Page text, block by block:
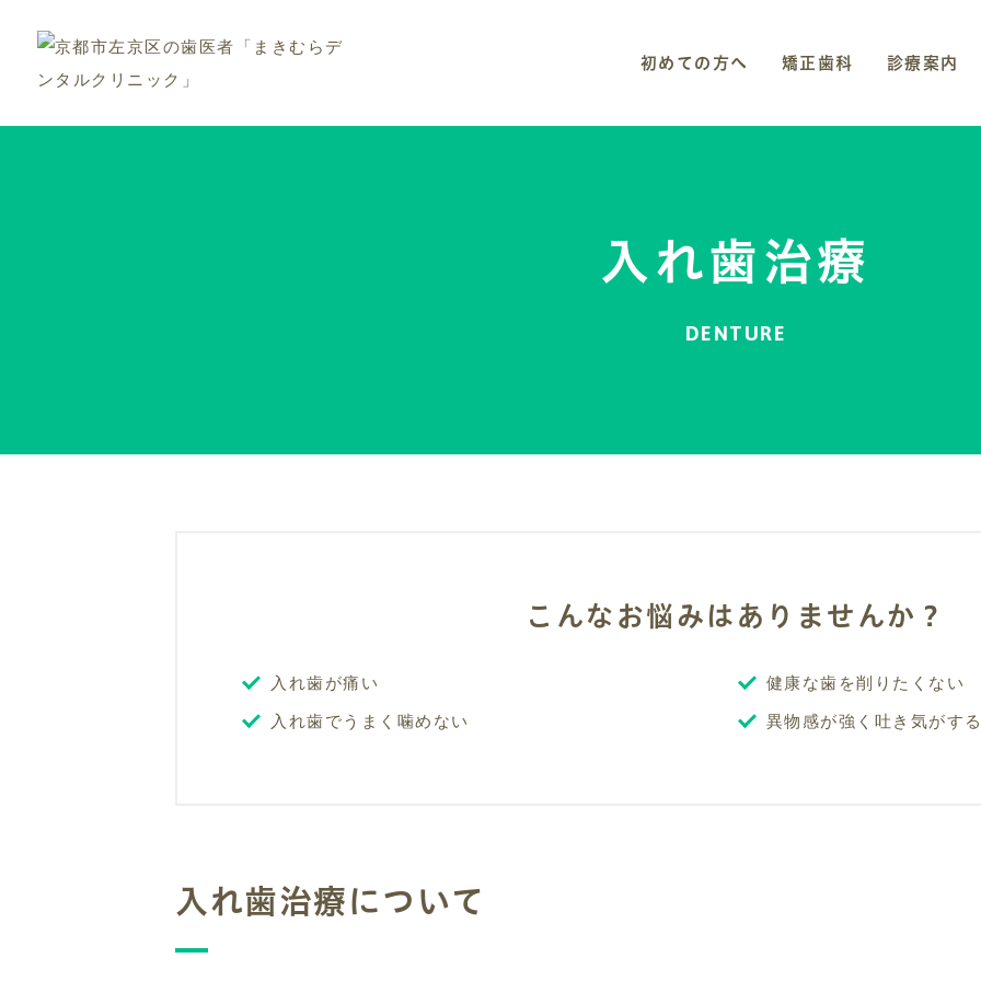
初めての方へ 矯正歯科 診療案内
入れ歯治療
DENTURE
こんなお悩みはありませんか？
入れ歯が痛い 健康な歯を削りたくない
入れ歯でうまく噛めない 異物感が強く吐き気がす
入れ歯治療について